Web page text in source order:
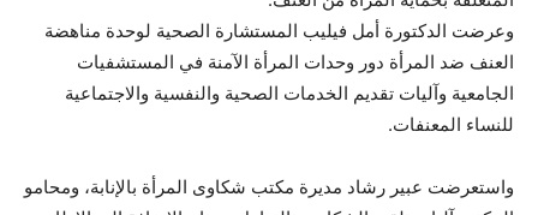
وعرضت الدكتورة أمل فيليب المستشارة الصحية لوحدة مناهضة
العنف ضد المرأة دور وحدات المرأة الآمنة في المستشفيات
الجامعية وآليات تقديم الخدمات الصحية والنفسية والاجتماعية
للنساء المعنفات.
واستعرضت عبير رشاد مديرة مكتب شكاوى المرأة بالإنابة، ومحامو